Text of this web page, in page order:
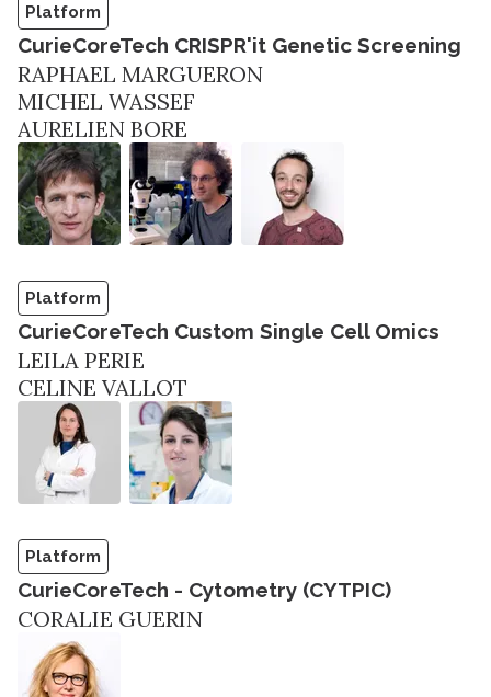
Platform
CurieCoreTech CRISPR'it Genetic Screening
RAPHAEL MARGUERON
MICHEL WASSEF
AURELIEN BORE
Platform
CurieCoreTech Custom Single Cell Omics
LEILA PERIE
CELINE VALLOT
Platform
CurieCoreTech - Cytometry (CYTPIC)
CORALIE GUERIN